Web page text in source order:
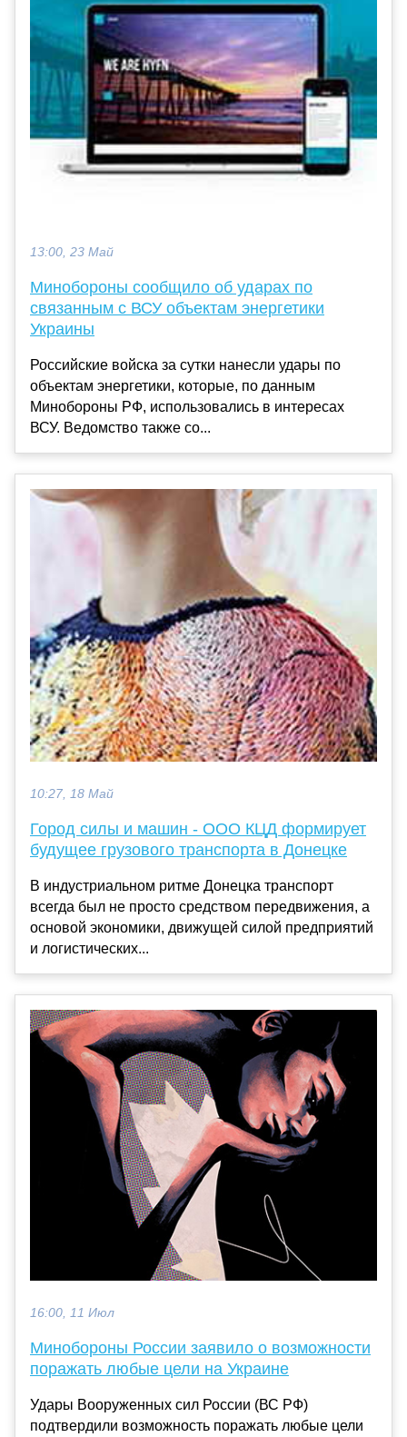
13:00, 23 Май
Минобороны сообщило об ударах по
связанным с ВСУ объектам энергетики
Украины
Российские войска за сутки нанесли удары по
объектам энергетики, которые, по данным
Минобороны РФ, использовались в интересах
ВСУ. Ведомство также со...
10:27, 18 Май
Город силы и машин - ООО КЦД формирует
будущее грузового транспорта в Донецке
В индустриальном ритме Донецка транспорт
всегда был не просто средством передвижения, а
основой экономики, движущей силой предприятий
и логистических...
16:00, 11 Июл
Минобороны России заявило о возможности
поражать любые цели на Украине
Удары Вооруженных сил России (ВС РФ)
подтвердили возможность поражать любые цели